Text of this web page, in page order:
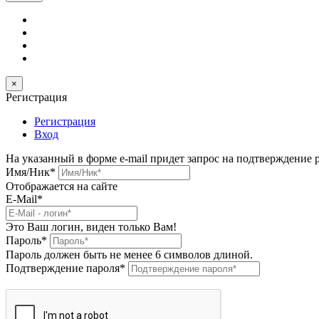
×
Регистрация
Регистрация
Вход
На указанный в форме e-mail придет запрос на подтверждение
Имя/Ник*
Отображается на сайте
E-Mail*
Это Ваш логин, виден только Вам!
Пароль*
Пароль должен быть не менее 6 символов длиной.
Подтверждение пароля*